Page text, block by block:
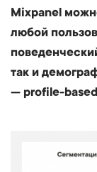
Mixpanel
любой
так и
— profile-